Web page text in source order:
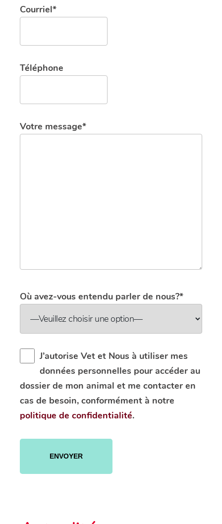
Courriel*
Téléphone
Votre message*
Où avez-vous entendu parler de nous?*
J’autorise Vet et Nous à utiliser mes
données personnelles pour accéder au
dossier de mon animal et me contacter en
cas de besoin, conformément à notre
politique de confidentialité.
ce